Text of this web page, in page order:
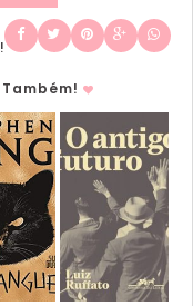
Também!